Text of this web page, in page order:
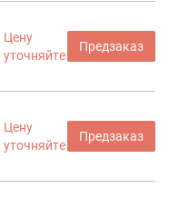
Цену
уточняйте
Предзаказ
Цену
уточняйте
Предзаказ